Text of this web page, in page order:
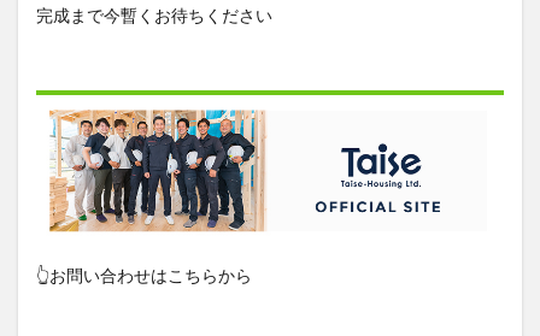
完成まで今暫くお待ちください
👆お問い合わせはこちらから